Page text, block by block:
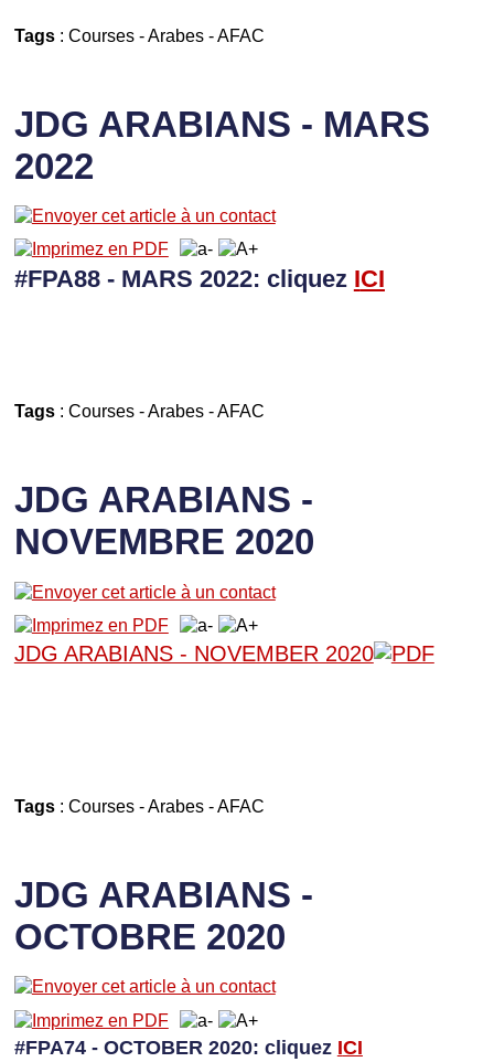
Tags: Courses- Arabes- AFAC
JDG ARABIANS - MARS
2022
#FPA88 - MARS 2022: cliquez ICI
Tags: Courses-Arabes-AFAC
JDG ARABIANS -
NOVEMBRE 2020
JDG ARABIANS - NOVEMBER 2020
Tags: Courses-Arabes-AFAC
JDG ARABIANS -
OCTOBRE 2020
#FPA74 - OCTOBER 2020: cliquez ICI